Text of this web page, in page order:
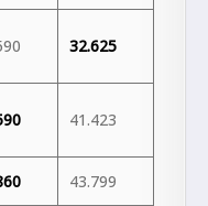
32.625
41.423
43.799